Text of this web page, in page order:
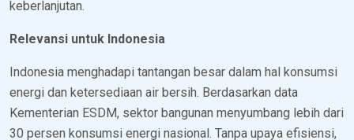
keberlanjutan.
Relevansi untuk Indonesia
Indonesia menghadapi tantangan besar dalam hal konsumsi
energi dan ketersediaan air bersih. Berdasarkan data
Kementerian ESDM, sektor bangunan menyumbang lebih dari
30 persen konsumsi energi nasional. Tanpa upaya efisiensi,